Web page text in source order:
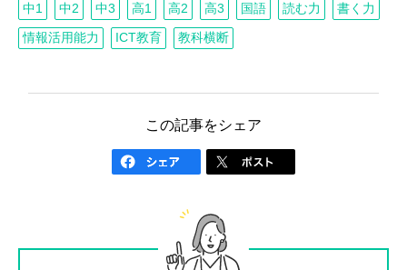
中1 中2 中3 高1 高2 高3 国語 読む力
書く力
情報活用能力
ICT教育 教科横断
この記事をシェア